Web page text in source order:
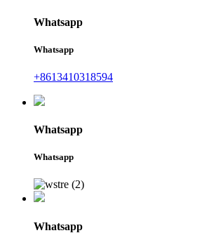
Whatsapp
Whatsapp
+8613410318594
Whatsapp
Whatsapp
Whatsapp